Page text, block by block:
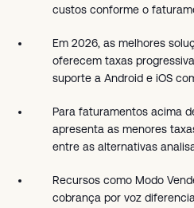
custos conforme o
Em 2026, as melhores
oferecem taxas
suporte a Android e iOS
Para faturamentos acima
apresenta as menores
entre as alternativas
Recursos como Modo
cobrança por voz